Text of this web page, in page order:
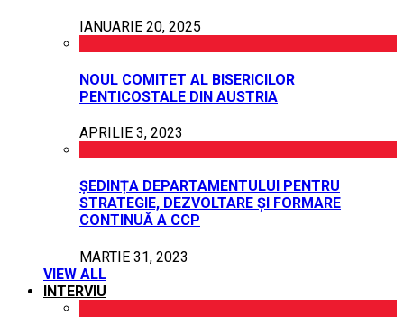
IANUARIE 20, 2025
NOUL COMITET AL BISERICILOR
PENTICOSTALE DIN AUSTRIA
APRILIE 3, 2023
ȘEDINȚA DEPARTAMENTULUI PENTRU
STRATEGIE, DEZVOLTARE ȘI FORMARE
CONTINUĂ A CCP
MARTIE 31, 2023
VIEW ALL
INTERVIU